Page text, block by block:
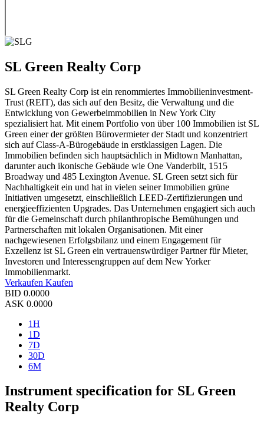
SL Green Realty Corp
SL Green Realty Corp ist ein renommiertes Immobilieninvestment-
Trust (REIT), das sich auf den Besitz, die Verwaltung und die
Entwicklung von Gewerbeimmobilien in New York City
spezialisiert hat. Mit einem Portfolio von über 100 Immobilien ist SL
Green einer der größten Bürovermieter der Stadt und konzentriert
sich auf Class-A-Bürogebäude in erstklassigen Lagen. Die
Immobilien befinden sich hauptsächlich in Midtown Manhattan,
darunter auch ikonische Gebäude wie One Vanderbilt, 1515
Broadway und 485 Lexington Avenue. SL Green setzt sich für
Nachhaltigkeit ein und hat in vielen seiner Immobilien grüne
Initiativen umgesetzt, einschließlich LEED-Zertifizierungen und
energieeffizienten Upgrades. Das Unternehmen engagiert sich auch
für die Gemeinschaft durch philanthropische Bemühungen und
Partnerschaften mit lokalen Organisationen. Mit einer
nachgewiesenen Erfolgsbilanz und einem Engagement für
Exzellenz ist SL Green ein vertrauenswürdiger Partner für Mieter,
Investoren und Interessengruppen auf dem New Yorker
Immobilienmarkt.
Verkaufen Kaufen
BID 0.0000
ASK 0.0000
1H
1D
7D
30D
6M
Instrument specification for SL Green
Realty Corp